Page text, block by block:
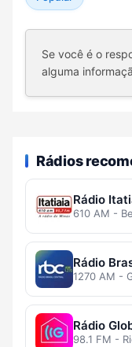
Se você é o
alguma
Rádios
Rádio
610 AM -
Rádio
1270 AM -
Rádio
98.1 FM -